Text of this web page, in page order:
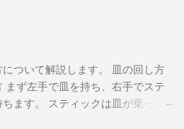
について解説します。 皿の回し方
まず左手で皿を持ち、右手でステ
ます。 スティックは皿が乗って